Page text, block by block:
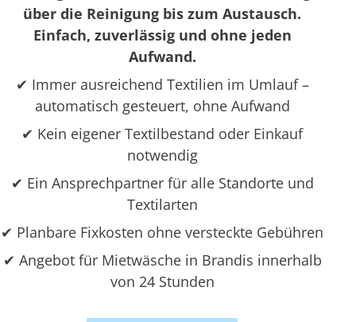
über die Reinigung bis zum Austausch.
Einfach, zuverlässig und ohne jeden
Aufwand.
✔ Immer ausreichend Textilien im Umlauf –
automatisch gesteuert, ohne Aufwand
✔ Kein eigener Textilbestand oder Einkauf
notwendig
✔ Ein Ansprechpartner für alle Standorte und
Textilarten
✔ Planbare Fixkosten ohne versteckte Gebühren
✔ Angebot für Mietwäsche in Brandis innerhalb
von 24 Stunden